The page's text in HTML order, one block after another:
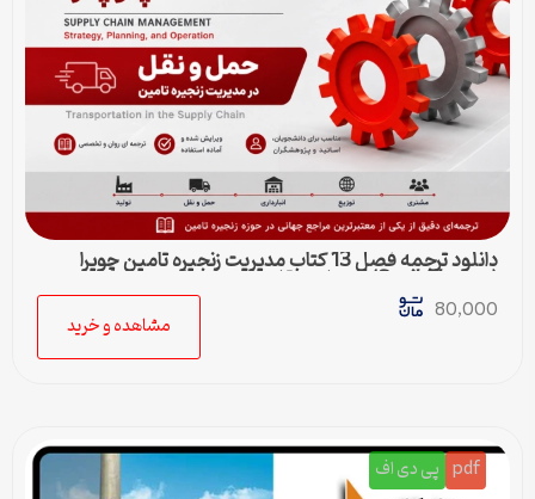
دانلود ترجمه فصل 13 کتاب مدیریت زنجیره تامین چوپرا
(Sunil Chopra) | حمل و نقل در زنجیره تامین
80,000
مشاهده و خرید
pdf پی دی اف